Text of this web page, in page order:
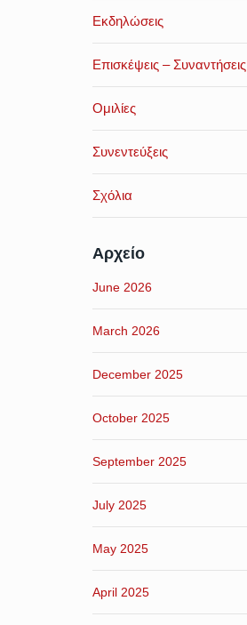
Εκδηλώσεις
Επισκέψεις – Συναντήσεις
Ομιλίες
Συνεντεύξεις
Σχόλια
Αρχείο
June 2026
March 2026
December 2025
October 2025
September 2025
July 2025
May 2025
April 2025